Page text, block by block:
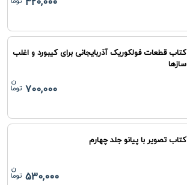
کتاب قطعات فولکوریک آذربایجانی برای کیبورد و اغلب
سازها
700,000
کتاب تصویر با پیانو جلد چهارم
530,000